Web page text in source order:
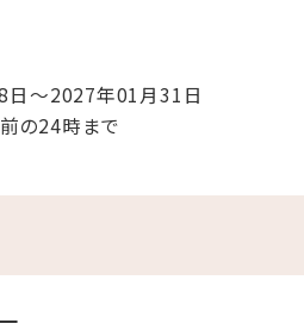
日～2027年01月31日
の24時まで